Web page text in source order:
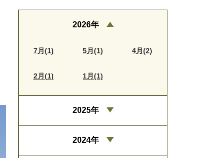
2026年
7月(1) 5月(1) 4月(2)
2月(1) 1月(1)
2025年
2024年